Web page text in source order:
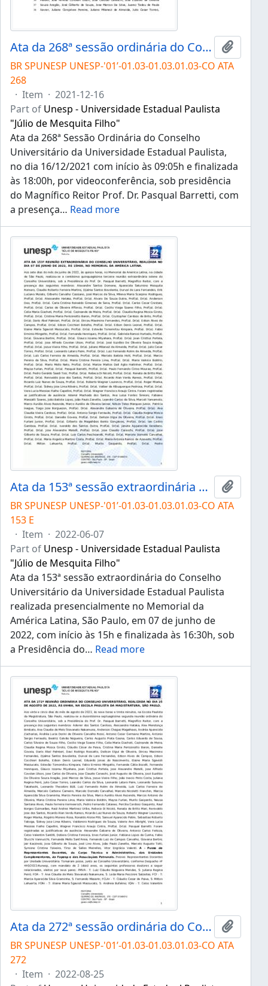
Ata da 268ª sessão ordinária do Conselho Universitário da Unesp de 16/12/2021
Add to
BR SPUNESP UNESP-'01’-01.03-01.03.01.03-CO ATA
268
· Item · 2021-12-16
Part of Unesp - Universidade Estadual Paulista
"Júlio de Mesquita Filho"
Ata da 268ª Sessão Ordinária do Conselho
Universitário da Universidade Estadual Paulista,
no dia 16/12/2021 com início às 09:05h e finalizada
às 18:00h, por videoconferência, sob presidência
do Magnífico Reitor Prof. Dr. Pasqual Barretti, com
a presença… Read more
Ata da 153ª sessão extraordinária do Conselho Universitário da Unesp de 07/06/2022
Add to
BR SPUNESP UNESP-'01’-01.03-01.03.01.03-CO ATA
153 E
· Item · 2022-06-07
Part of Unesp - Universidade Estadual Paulista
"Júlio de Mesquita Filho"
Ata da 153ª sessão extraordinária do Conselho
Universitário da Universidade Estadual Paulista
realizada presencialmente no Memorial da
América Latina, São Paulo, em 07 de junho de
2022, com início às 15h e finalizada às 16:30h, sob
a Presidência do… Read more
Ata da 272ª sessão ordinária do Conselho Universitário da Unesp de 25/08/2022
Add to
BR SPUNESP UNESP-'01’-01.03-01.03.01.03-CO ATA
272
· Item · 2022-08-25